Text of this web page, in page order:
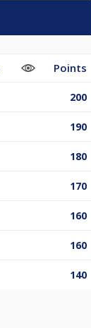
Points
200
190
180
170
160
160
140